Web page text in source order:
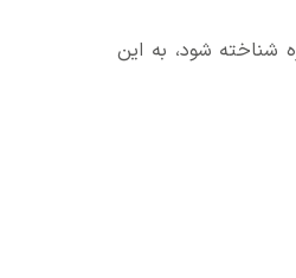
شناخته شود، به این